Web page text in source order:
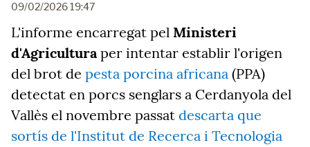
09/02/2026 19:47
L'informe encarregat pel Ministeri
d'Agriculturaper intentar establir l'origen
del brot de pesta porcina africana (PPA)
detectat en porcs senglars a Cerdanyola del
Vallès el novembre passat descarta que
sortís de l'Institut de Recerca i Tecnologia